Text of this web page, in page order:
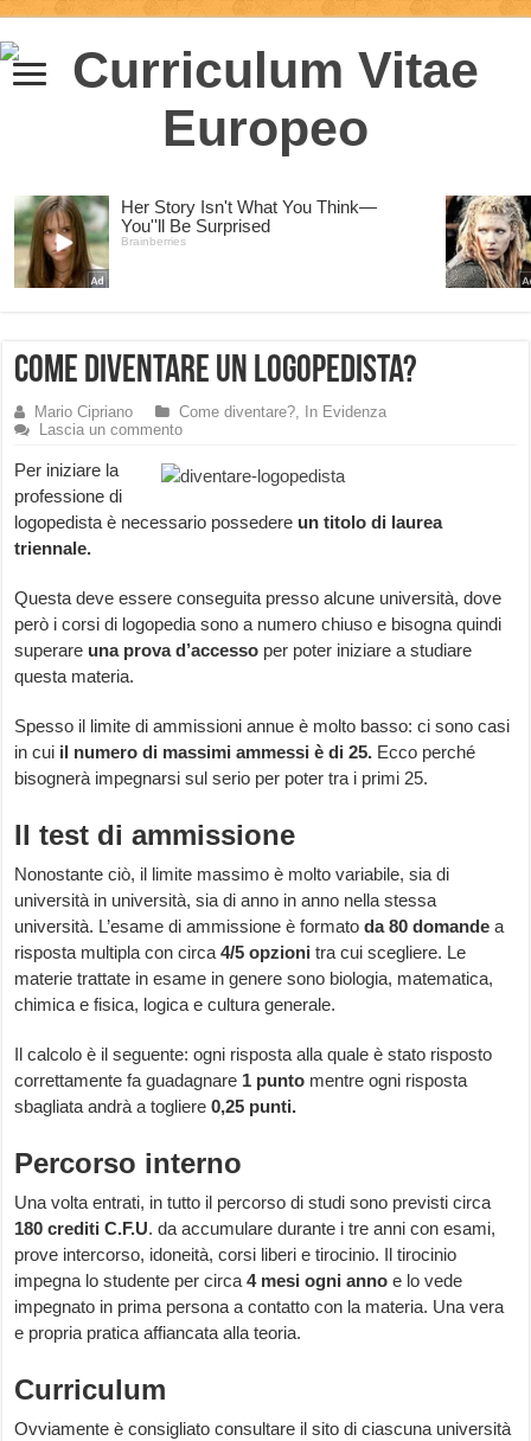
Come diventare un Logopedista?
Mario Cipriano Come diventare?,
In Evidenza
Lascia un commento
Per iniziare la
professione di
logopedista è necessario possedere un titolo di laurea
triennale.
Questa deve essere conseguita presso alcune università, dove
però i corsi di logopedia sono a numero chiuso e bisogna quindi
superare una prova d’accesso per poter iniziare a studiare
questa materia.
Spesso il limite di ammissioni annue è molto basso: ci sono casi
in cui il numero di massimi ammessi è di 25. Ecco perché
bisognerà impegnarsi sul serio per poter tra i primi 25.
Il test di ammissione
Nonostante ciò, il limite massimo è molto variabile, sia di
università in università, sia di anno in anno nella stessa
università. L’esame di ammissione è formatoda 80 domande a
risposta multipla con circa4/5 opzioni tra cui scegliere. Le
materie trattate in esame in genere sono biologia, matematica,
chimica e fisica, logica e cultura generale.
Il calcolo è il seguente: ogni risposta alla quale è stato risposto
correttamente fa guadagnare 1 punto mentre ogni risposta
sbagliata andrà a togliere 0,25 punti.
Percorso interno
Una volta entrati, in tutto il percorso di studi sono previsti circa
180 crediti C.F.U. da accumulare durante i tre anni con esami,
prove intercorso, idoneità, corsi liberi e tirocinio. Il tirocinio
impegna lo studente per circa4 mesi ogni anno e lo vede
impegnato in prima persona a contatto con la materia. Una vera
e propria pratica affiancata alla teoria.
Curriculum
Ovviamente è consigliato consultare il sito di ciascuna università